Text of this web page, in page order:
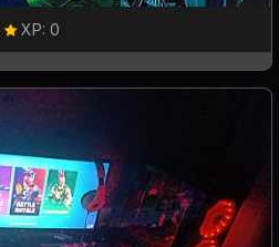
XP: 0